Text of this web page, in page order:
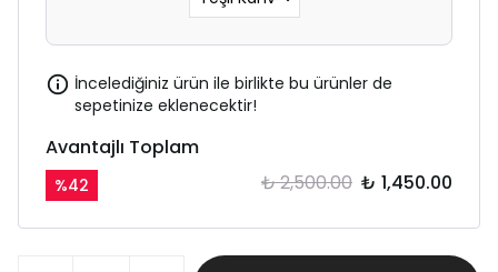
İncelediğiniz ürün ile birlikte bu ürünler de
sepetinize eklenecektir!
Avantajlı Toplam
%42 ₺ 2,500.00 ₺ 1,450.00